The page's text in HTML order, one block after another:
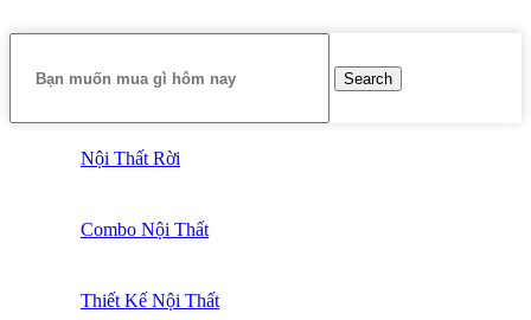
Search
Nội Thất Rời
Combo Nội Thất
Thiết Kế Nội Thất